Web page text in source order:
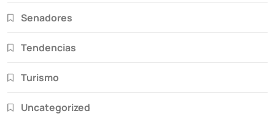
Senadores
Tendencias
Turismo
Uncategorized